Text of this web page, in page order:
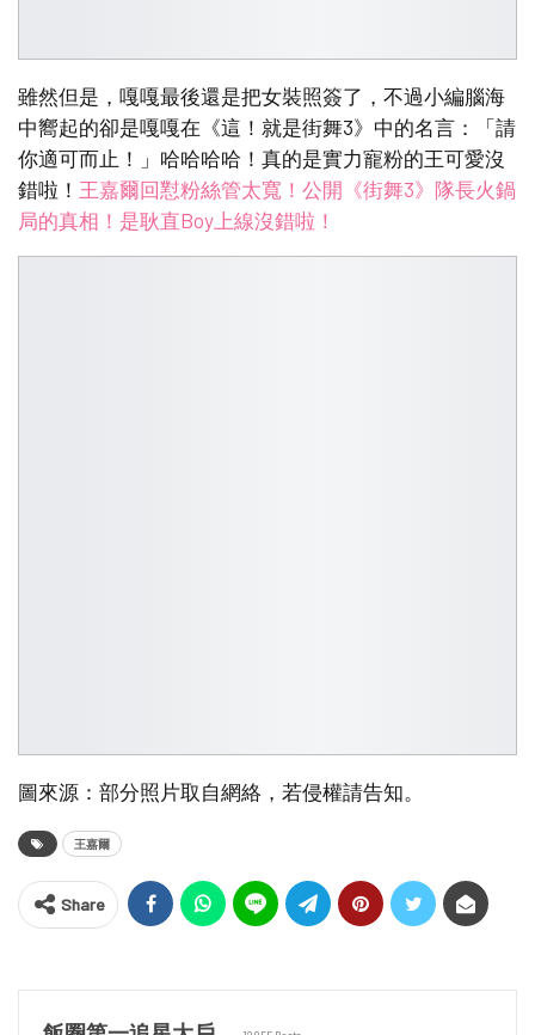
雖然但是，嘎嘎最後還是把女裝照簽了，不過小編腦海
中嚮起的卻是嘎嘎在《這！就是街舞3》中的名言：「請
你適可而止！」哈哈哈哈！真的是實力寵粉的王可愛沒
錯啦！ 王嘉爾回懟粉絲管太寬！公開《街舞3》隊長火鍋
局的真相！是耿直Boy上線沒錯啦！
圖來源：部分照片取自網絡，若侵權請告知。
王嘉爾
Share